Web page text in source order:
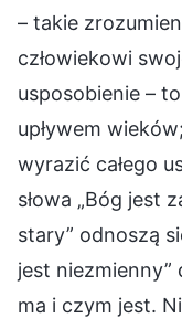
– takie
człowiekowi
usposobienie –
upływem
wyrazić całego
słowa „Bóg jest
stary” odnoszą
jest
ma i czym jest.